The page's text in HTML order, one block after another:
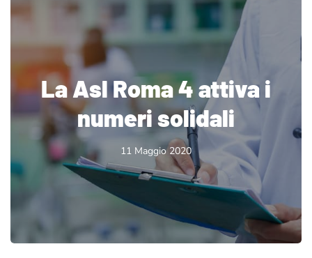
La Asl Roma 4 attiva i
numeri solidali
11 Maggio 2020